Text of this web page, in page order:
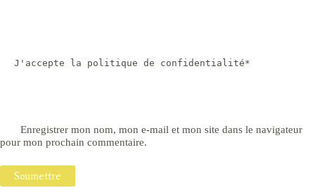
J'accepte la politique de confidentialité*
Enregistrer mon nom, mon e-mail et mon site dans le navigateur
pour mon prochain commentaire.
Soumettre